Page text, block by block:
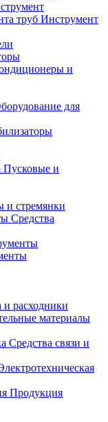
Инструмент
и
для
Пусковые и
и стремянки
Средства
и расходники
материалы
Средства связи и
Продукция